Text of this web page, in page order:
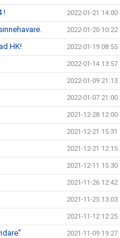
! 2022-01-21 14:00
2022-01-20 10:22
HK! 2022-01-19 08:55
2022-01-14 13:57
2022-01-09 21:13
2022-01-07 21:00
2021-12-28 12:00
2021-12-21 15:31
2021-12-21 12:15
2021-12-11 15:30
2021-11-26 12:42
2021-11-25 13:03
2021-11-12 12:25
2021-11-09 19:27